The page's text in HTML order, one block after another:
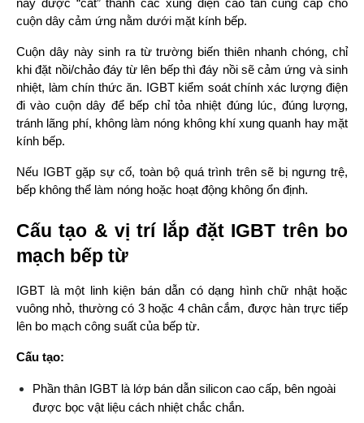
này được “cắt” thành các xung điện cao tần cung cấp cho
cuộn dây cảm ứng nằm dưới mặt kính bếp.
Cuộn dây này sinh ra từ trường biến thiên nhanh chóng, chỉ
khi đặt nồi/chảo đáy từ lên bếp thì đáy nồi sẽ cảm ứng và sinh
nhiệt, làm chín thức ăn. IGBT kiểm soát chính xác lượng điện
đi vào cuộn dây để bếp chỉ tỏa nhiệt đúng lúc, đúng lượng,
tránh lãng phí, không làm nóng không khí xung quanh hay mặt
kính bếp.
Nếu IGBT gặp sự cố, toàn bộ quá trình trên sẽ bị ngưng trệ,
bếp không thể làm nóng hoặc hoạt động không ổn định.
Cấu tạo & vị trí lắp đặt IGBT trên bo
mạch bếp từ
IGBT là một linh kiện bán dẫn có dạng hình chữ nhật hoặc
vuông nhỏ, thường có 3 hoặc 4 chân cắm, được hàn trực tiếp
lên bo mạch công suất của bếp từ.
Cấu tạo:
Phần thân IGBT là lớp bán dẫn silicon cao cấp, bên ngoài
được bọc vật liệu cách nhiệt chắc chắn.